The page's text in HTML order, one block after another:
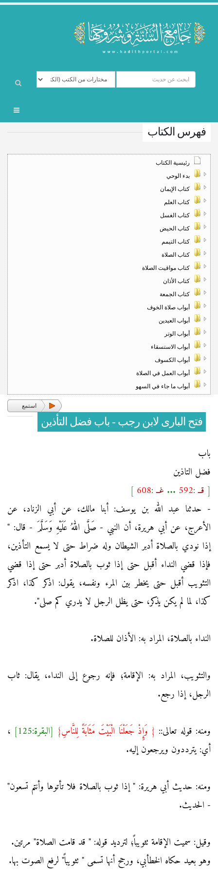
فهرس الكتاب
رئيسية الكتاب
بدء الوحي
كتاب الإيمان
كتاب العلم
كتاب الغسل
كتاب الحيض
كتاب التيمم
كتاب الصلاة
كتاب مواقيت الصلاة
كتاب الأذان
كتاب الجمعة
أبواب صلاة الخوف
أبواب العيدين
أبواب الوتر
أبواب الاستسقاء
أبواب الكسوف
أبواب العمل في الصلاة
أبواب ما جاء في السهو
استمع
فتح البارى لابن رجب - باب فضل التأذين
باب
فضل التاذين
[ قــ:
592
... غــ:
608
]
- حدثنا عبد الله بن يوسف: أبنا مالك، عن أبي الزناد، عن
الأعرج، عن أبي هريرة، أن النبي - صَلَّى اللهُ عَلَيْهِ وَسَلَّمَ - قال: "
إذا نودي بالصلاة أدبر الشيطان وله ضراط حتى لا يسمع التأذين،
فإذا قضي النداء أقبل حتى إذا ثوب بالصلاة أدبر حتى إذا قضي
التثويب أقبل حتى يخطر بين المرء ونفسه، يقول: اذكر كذا، اذكر
كذا، لما لم يكن يذكر، حتى يظل الرجل لا يدري كم صلى".
النداء بالصلاة، المراد به: الأذان للصلاة.
والتثويب، المراد به: الإقامة؛ فإنه رجوع إلى النداء، يقال: ثاب
الرجل، إذا رجع.
ومنه: قوله تعالى:: { وَإِذْ جَعَلْنَا الْبَيْتَ مَثَابَةً لِلنَّاسِ} [البقرة:125]
،
أي: يترددون ويرجعون إليه.
ومنه: حديث أبي هريرة: " إذا ثوب بالصلاة فلا تأتوها وأنتم تسعون"
- الحديث.
وقيل: سميت الإقامة تثويباً؛ لترديد قوله: " قد قامت الصلاة" مرتين.
وهو بعيد حكاه الخطأبي، ورجح أنها تسمى " تثويباً" لرفع الصوت بها.